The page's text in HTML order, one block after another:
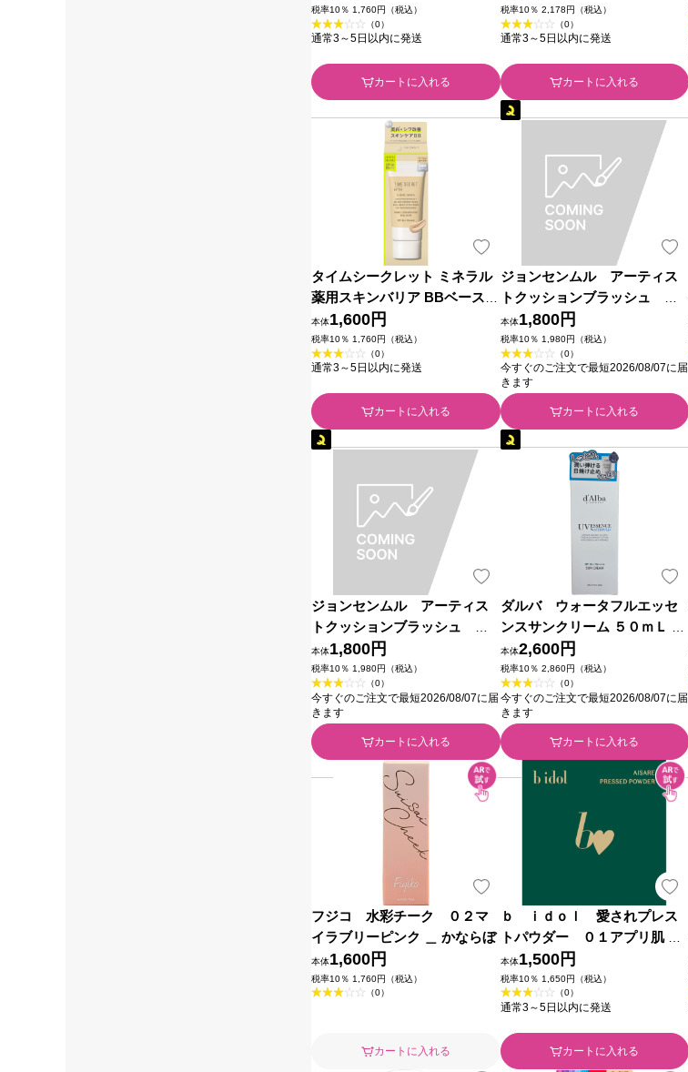
税率10％ 1,760円（税込）
（0）
通常3～5日以内に発送
カートに入れる
税率10％ 2,178円（税込）
（0）
通常3～5日以内に発送
カートに入れる
タイムシークレット ミネラル
薬用スキンバリア BBベース
ベージュオークル ３０ｇ ｍｓ
ｈ (医薬部外品)
本体1,600円
税率10％ 1,760円（税込）
（0）
通常3～5日以内に発送
カートに入れる
ジョンセンムル アーティス
トクッションブラッシュ バ
ブリーピンク ＿ 韓国高麗人蔘
社
本体1,800円
税率10％ 1,980円（税込）
（0）
今すぐのご注文で最短2026/08/07に届
きます
カートに入れる
ジョンセンムル アーティス
トクッションブラッシュ レ
アローズ ＿ 韓国高麗人蔘社
本体1,800円
税率10％ 1,980円（税込）
（0）
今すぐのご注文で最短2026/08/07に届
きます
カートに入れる
ダルバ ウォータフルエッセ
ンスサンクリーム ５０ｍＬ Ｊ
Ｔ
本体2,600円
税率10％ 2,860円（税込）
（0）
今すぐのご注文で最短2026/08/07に届
きます
カートに入れる
フジコ 水彩チーク ０２マ
イラブリーピンク ＿ かならぼ
本体1,600円
税率10％ 1,760円（税込）
（0）
カートに入れる
ｂ ｉｄｏｌ 愛されプレス
トパウダー ０１アプリ肌 ９
ｇ かならぼ
本体1,500円
税率10％ 1,650円（税込）
（0）
通常3～5日以内に発送
カートに入れる